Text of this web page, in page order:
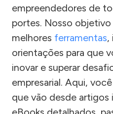
empreendedores de
portes. Nosso
melhores ferramentas,
orientações para que
inovar e superar
empresarial. Aqui,
que vão desde